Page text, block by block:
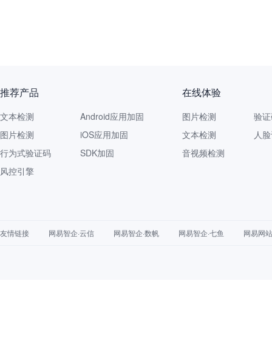
推荐产品
文本检测
图片检测
行为式验证码
风控引擎
Android应用加固
iOS应用加固
SDK加固
在线体验
图片检测
文本检测
音视频检测
验
人
友情链接 网易智企·云信 网易智企·数帆 网易智企·七鱼 网易网